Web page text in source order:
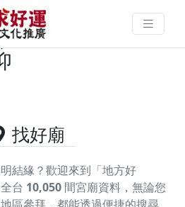
神為福德正神/土地
拜好廟求好運 找到
找好廟
結緣？歡迎來到「地方好
台 10,050 間宮廟資料，無論您